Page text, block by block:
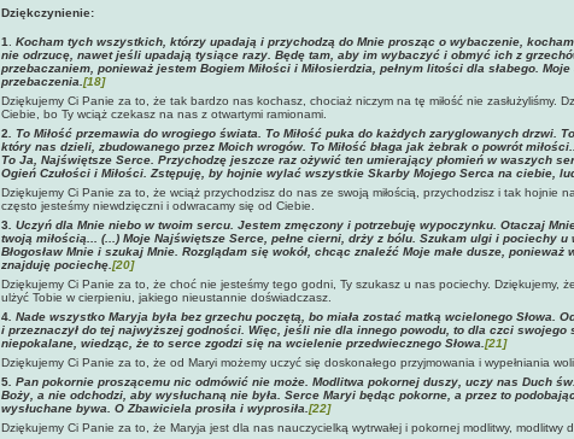
Dziękczynienie:
1. Kocham tych wszystkich, którzy upadają i przychodzą do Mnie prosząc o wybaczenie,
nie odrzucę, nawet jeśli upadają tysiące razy. Będę tam, aby im wybaczyć i obmyć ich z
przebaczaniem, ponieważ jestem Bogiem Miłości i Miłosierdzia, pełnym litości dla słabego.
przebaczenia.[18]
Dziękujemy Ci Panie za to, że tak bardzo nas kochasz, chociaż niczym na tę miłość nie zasłużyliśmy.
Ciebie, bo Ty wciąż czekasz na nas z otwartymi ramionami.
2. To Miłość przemawia do wrogiego świata. To Miłość puka do każdych zaryglowanych drzwi.
który nas dzieli, zbudowanego przez Moich wrogów. To Miłość błaga jak żebrak o powrót
To Ja, Najświętsze Serce. Przychodzę jeszcze raz ożywić ten umierający płomień w waszych
Ogień Czułości i Miłości. Zstępuję, by hojnie wylać wszystkie Skarby Mojego Serca na ciebie,
Dziękujemy Ci Panie za to, że wciąż przychodzisz do nas ze swoją miłością, przychodzisz i tak hojnie
często jesteśmy niewdzięczni i odwracamy się od Ciebie.
3. Uczyń dla Mnie niebo w twoim sercu. Jestem zmęczony i potrzebuję wypoczynku. Otaczaj
twoją miłością... (...) Moje Najświętsze Serce, pełne cierni, drży z bólu. Szukam ulgi i pociechy
Błogosław Mnie i szukaj Mnie. Rozglądam się wokół, chcąc znaleźć Moje małe dusze,
znajduję pociechę.[20]
Dziękujemy Ci Panie za to, że choć nie jesteśmy tego godni, Ty szukasz u nas pociechy. Dziękujemy,
ulżyć Tobie w cierpieniu, jakiego nieustannie doświadczasz.
4. Nade wszystko Maryja była bez grzechu poczętą, bo miała zostać matką wcielonego Słowa.
i przeznaczył do tej najwyższej godności. Więc, jeśli nie dla innego powodu, to dla czci swojego
niepokalane, wiedząc, że to serce zgodzi się na wcielenie przedwiecznego Słowa.[21]
Dziękujemy Ci Panie za to, że od Maryi możemy uczyć się doskonałego przyjmowania i wypełniania
5. Pan pokornie proszącemu nic odmówić nie może. Modlitwa pokornej duszy, uczy nas Duch
Boży, a nie odchodzi, aby wysłuchaną nie była. Serce Maryi będąc pokorne, a przez to
wysłuchane bywa. O Zbawiciela prosiła i wyprosiła.[22]
Dziękujemy Ci Panie za to, że Maryja jest dla nas nauczycielką wytrwałej i pokornej modlitwy, modlitwy